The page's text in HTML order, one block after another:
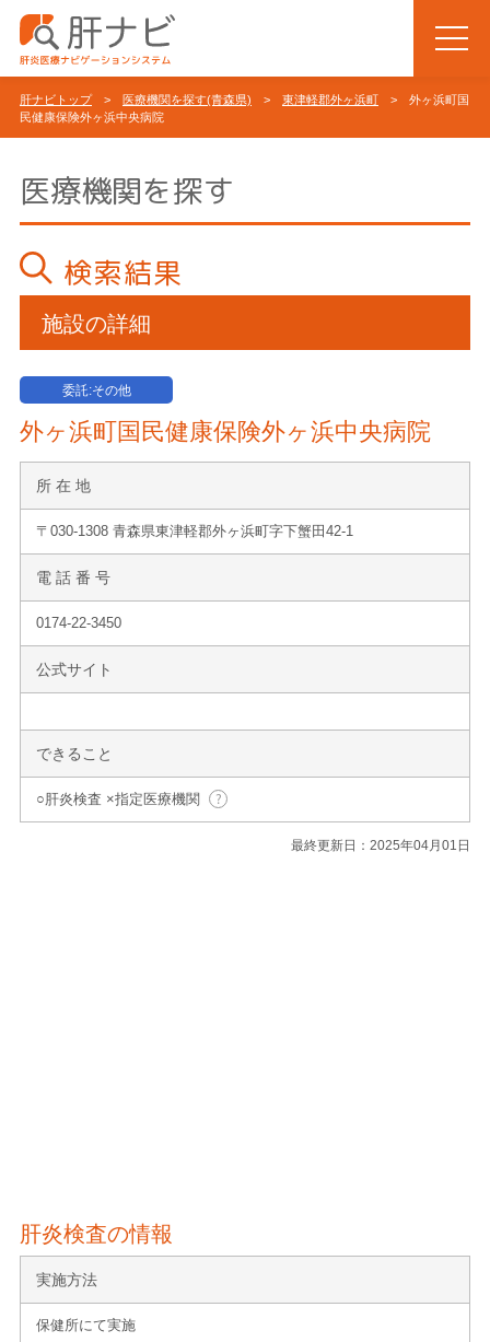
肝ナビトップ> 医療機関を探す(青森県) > 東津軽郡外ヶ浜町 > 外ヶ浜町国
民健康保険外ヶ浜中央病院
医療機関を探す
検索結果
施設の詳細
委託:その他
外ヶ浜町国民健康保険外ヶ浜中央病院
所 在 地
〒030-1308 青森県東津軽郡外ヶ浜町字下蟹田42-1
電 話 番 号
0174-22-3450
公式サイト
できること
○肝炎検査 ×指定医療機関
最終更新日：2025年04月01日
肝炎検査の情報
実施方法
保健所にて実施